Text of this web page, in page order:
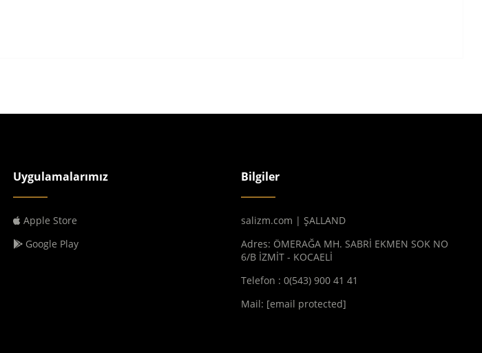
Uygulamalarımız
Apple Store
Google Play
Bilgiler
salizm.com | ŞALLAND
Adres: ÖMERAĞA MH. SABRİ EKMEN SOK NO
6/B İZMİT - KOCAELİ
Telefon : 0(543) 900 41 41
Mail: [email protected]